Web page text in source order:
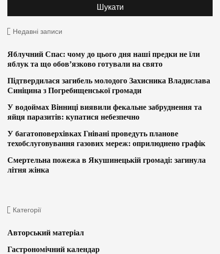
Недавні записи
Яблучний Спас: чому до цього дня наші предки не їли
яблук та що обов’язково готували на свято
Підтвердилася загибель молодого Захисника Владислава
Синіцина з Погребищенської громади
У водоймах Вінниці виявили фекальне забруднення та
яйця паразитів: купатися небезпечно
У багатоповерхівках Гнівані проведуть планове
техобслуговування газових мереж: оприлюднено графік
Смертельна пожежа в Якушинецькій громаді: загинула
літня жінка
Категорії
Авторський матеріал
Гастрономічний календар